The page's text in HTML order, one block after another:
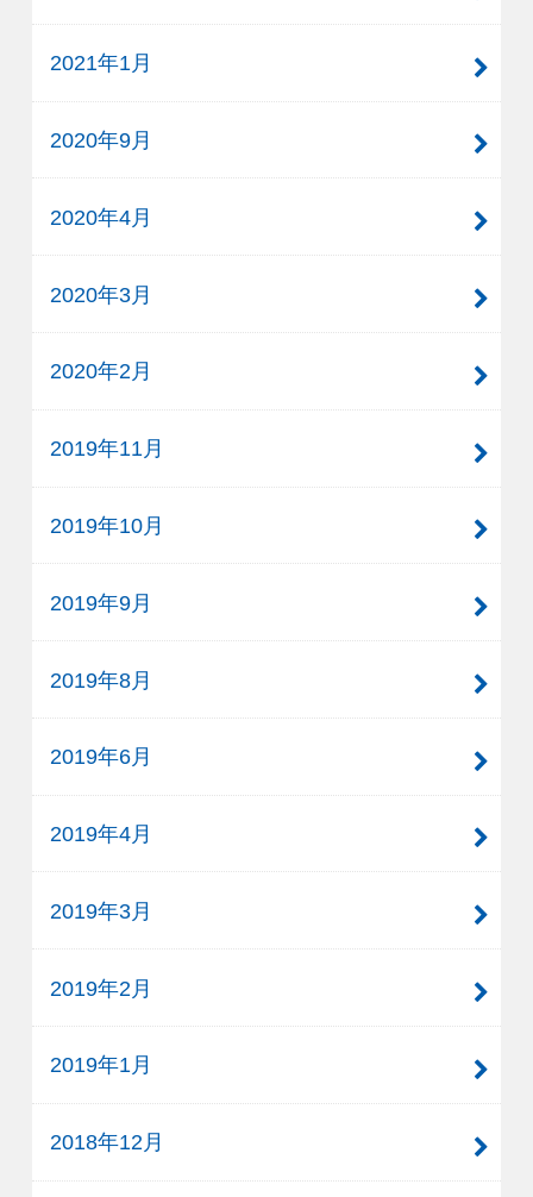
2021年1月
2020年9月
2020年4月
2020年3月
2020年2月
2019年11月
2019年10月
2019年9月
2019年8月
2019年6月
2019年4月
2019年3月
2019年2月
2019年1月
2018年12月